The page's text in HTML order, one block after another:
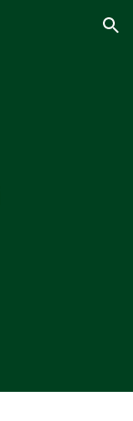
Skip to navigation